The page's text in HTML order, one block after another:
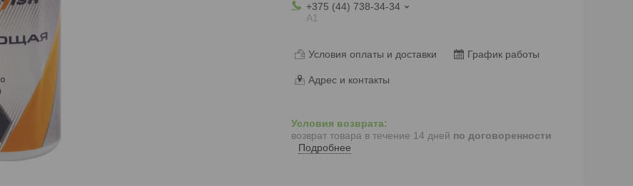
+375 (44) 738-34-34
А1
Условия оплаты и доставки График работы
Адрес и контакты
возврат товара в течение 14 дней по договоренности
Подробнее